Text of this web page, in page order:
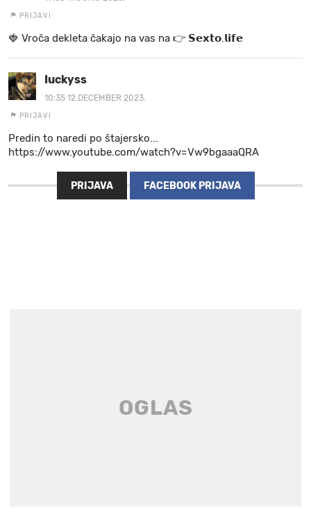
PRIJAVI
🍓 V r o č a d e k l e t a ča k a jo na va s n a 👉 𝗦𝗲𝘅𝘁𝗼.𝗹𝗶𝗳𝗲
Iuckyss
10:35 12.DECEMBER 2023.
PRIJAVI
Predin to naredi po štajersko...
https://www.youtube.com/watch?v=Vw9bgaaaQRA
PRIJAVA FACEBOOK PRIJAVA